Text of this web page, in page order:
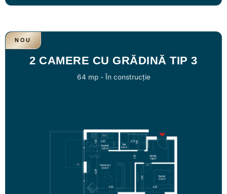
NOU
2 CAMERE CU GRĂDINĂ TIP 3
64 mp -În construcție